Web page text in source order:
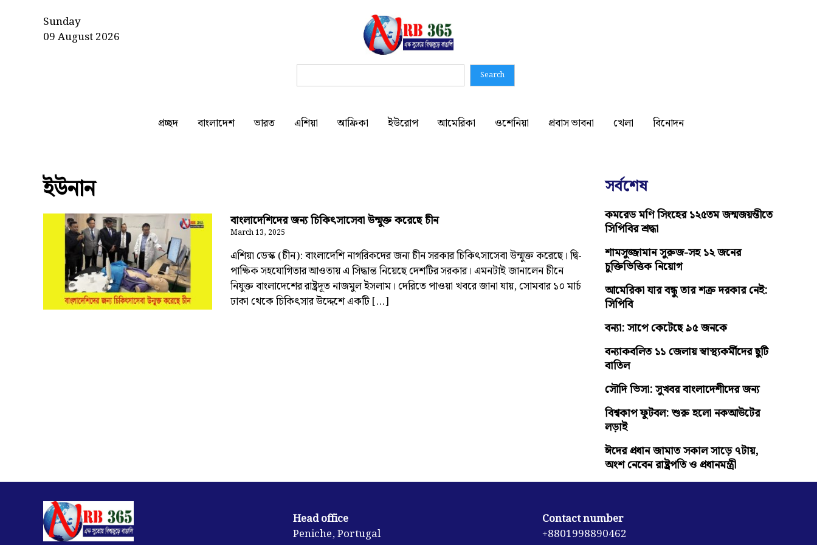
Sunday
09 August 2026
Search
প্রচ্ছদ বাংলাদেশ ভারত এশিয়া আফ্রিকা ইউরোপ আমেরিকা ওশেনিয়া প্রবাস ভাবনা খেলা বিনোদন
ইউনান
বাংলাদেশিদের জন্য চিকিৎসাসেবা উন্মুক্ত করেছে চীন
March 13, 2025
এশিয়া ডেস্ক (চীন): বাংলাদেশি নাগরিকদের জন্য চীন সরকার চিকিৎসাসেবা উন্মুক্ত করেছে। দ্বি-
পাক্ষিক সহযোগিতার আওতায় এ সিদ্ধান্ত নিয়েছে দেশটির সরকার। এমনটাই জানালেন চীনে
নিযুক্ত বাংলাদেশের রাষ্ট্রদূত নাজমুল ইসলাম। দেরিতে পাওয়া খবরে জানা যায়, সোমবার ১০ মার্চ
ঢাকা থেকে চিকিৎসার উদ্দেশে একটি […]
সর্বশেষ
কমরেড মণি সিংহের ১২৫তম জন্মজয়ন্তীতে
সিপিবির শ্রদ্ধা
শামসুজ্জামান সুরুজ-সহ ১২ জনের
চুক্তিভিত্তিক নিয়োগ
আমেরিকা যার বন্ধু তার শত্রু দরকার নেই:
সিপিবি
বন্যা: সাপে কেটেছে ৯৫ জনকে
বন্যাকবলিত ১১ জেলায় স্বাস্থ্যকর্মীদের ছুটি
বাতিল
সৌদি ভিসা: সুখবর বাংলাদেশীদের জন্য
বিশ্বকাপ ফুটবল: শুরু হলো নকআউটের
লড়াই
ঈদের প্রধান জামাত সকাল সাড়ে ৭টায়,
অংশ নেবেন রাষ্ট্রপতি ও প্রধানমন্ত্রী
Head office
Peniche, Portugal
Contact number
+8801998890462